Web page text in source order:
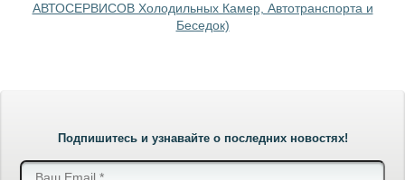
АВТОСЕРВИСОВ Холодильных Камер, Автотранспорта и
Беседок)
Подпишитесь и узнавайте о последних новостях!